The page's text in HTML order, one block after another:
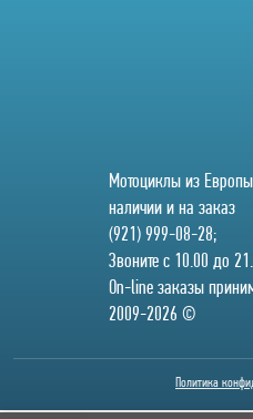
Мотоциклы из
наличии и на заказ
(921) 999-08-28;
Звоните с 10.00 до
On-line заказы
2009-2026 ©
Политика